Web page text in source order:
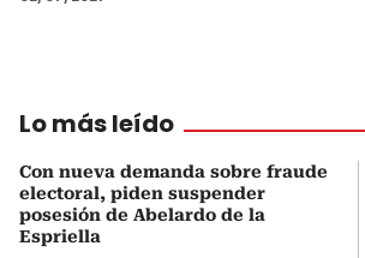
Lo más leído
Con nueva demanda sobre fraude
electoral, piden suspender
posesión de Abelardo de la
Espriella